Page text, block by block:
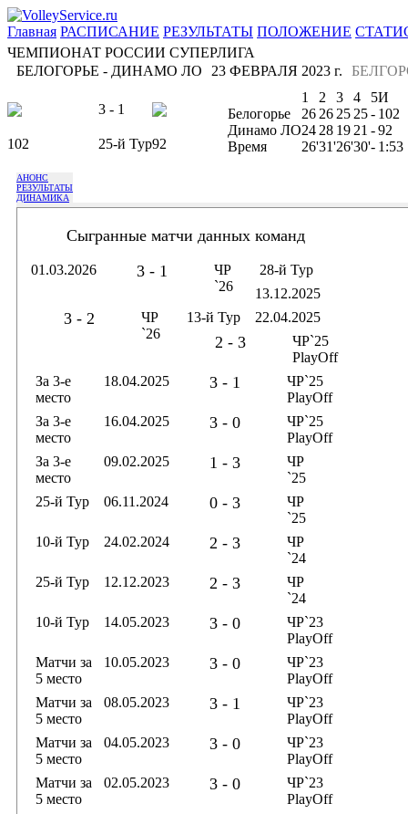
Главная РАСПИСАНИЕ РЕЗУЛЬТАТЫ ПОЛОЖЕНИЕ
ЧЕМПИОНАТ РОССИИ СУПЕРЛИГА
БЕЛОГОРЬЕ - ДИНАМО ЛО
23 ФЕВРАЛЯ 2023 г.
3 - 1
102 25-й Тур92
1 2 3 4 5И
Белогорье
26 26 25 25- 102
Динамо ЛО24 28 19 21 -92
Время
26'31'26'30'- 1:53
АНОНС
РЕЗУЛЬТАТЫ
ДИНАМИКА
Сыгранные матчи данных команд
01.03.2026 3 - 1
ЧР
`26
28-й Тур
13.12.2025
3 - 2
ЧР
`26
13-й Тур 22.04.2025
2 - 3
ЧР`25
PlayOff
За 3-е
место
18.04.2025 3 - 1
ЧР`25
PlayOff
За 3-е
место
16.04.2025 3 - 0
ЧР`25
PlayOff
За 3-е
место
09.02.2025 1 - 3
ЧР
`25
25-й Тур
06.11.2024 0 - 3
ЧР
`25
10-й Тур
24.02.2024 2 - 3
ЧР
`24
25-й Тур
12.12.2023 2 - 3
ЧР
`24
10-й Тур
14.05.2023 3 - 0
ЧР`23
PlayOff
Матчи за
5 место
10.05.2023 3 - 0
ЧР`23
PlayOff
Матчи за
5 место
08.05.2023 3 - 1
ЧР`23
PlayOff
Матчи за
5 место
04.05.2023 3 - 0
ЧР`23
PlayOff
Матчи за
5 место
02.05.2023 3 - 0
ЧР`23
PlayOff